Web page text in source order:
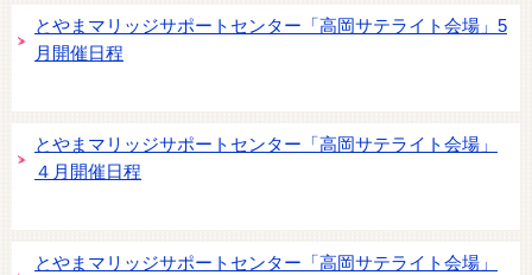
とやまマリッジサポートセンター「高岡サテライト会場」5
月開催日程
とやまマリッジサポートセンター「高岡サテライト会場」
４月開催日程
とやまマリッジサポートセンター「高岡サテライト会場」